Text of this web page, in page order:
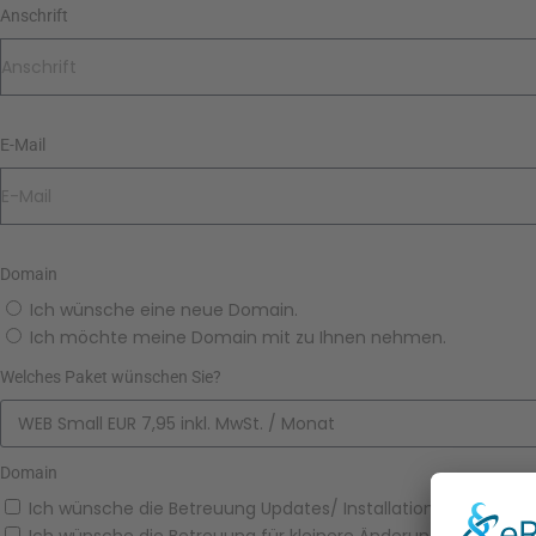
Anschrift
E-Mail
Domain
Ich wünsche eine neue Domain.
Ich möchte meine Domain mit zu Ihnen nehmen.
Welches Paket wünschen Sie?
Domain
Ich wünsche die Betreuung Updates/ Installationen (€ 18,00/